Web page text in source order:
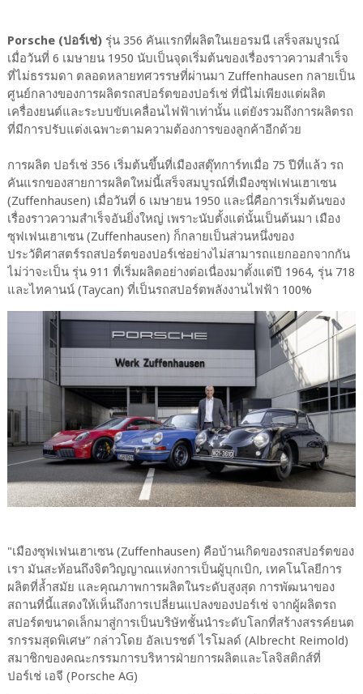
Porsche (ปอร์เช่)รุ่น 356 คันแรกที่ผลิตในเยอรมนี เสร็จสมบูรณ์
เมื่อวันที่ 6 เมษายน 1950 นับเป็นจุดเริ่มต้นของเรื่องราวความสำเร็จ
ที่ไม่ธรรมดา ตลอดหลายทศวรรษที่ผ่านมา Zuffenhausen กลายเป็น
ศูนย์กลางของการผลิตรถสปอร์ตของปอร์เช่ ที่นี่ไม่เพียงแต่ผลิต
เครื่องยนต์และระบบขับเคลื่อนไฟฟ้าเท่านั้น แต่ยังรวมถึงการผลิตรถ
ที่มีการปรับแต่งเฉพาะตามความต้องการของลูกค้าอีกด้วย
การผลิต ปอร์เช่ 356 เริ่มต้นขึ้นที่เมืองสตุ๊ทการ์ทเมื่อ 75 ปีที่แล้ว รถ
คันแรกของสายการผลิตใหม่นี้เสร็จสมบูรณ์ที่เมืองซุฟเฟนเฮาเซน
(Zuffenhausen) เมื่อวันที่ 6 เมษายน 1950 และนี่คือการเริ่มต้นของ
เรื่องราวความสำเร็จอันยิ่งใหญ่ เพราะนับตั้งแต่นั้นเป็นต้นมา เมือง
ซุฟเฟนเฮาเซน (Zuffenhausen) ก็กลายเป็นส่วนหนึ่งของ
ประวัติศาสตร์รถสปอร์ตของปอร์เช่อย่างไม่สามารถแยกออกจากกัน
ไม่ว่าจะเป็น รุ่น 911 ที่เริ่มผลิตอย่างต่อเนื่องมาตั้งแต่ปี 1964, รุ่น 718
และไทคานน์ (Taycan) ที่เป็นรถสปอร์ตพลังงานไฟฟ้า 100%
"เมืองซุฟเฟนเฮาเซน (Zuffenhausen) คือบ้านเกิดของรถสปอร์ตของ
เรา มันสะท้อนถึงจิตวิญญาณแห่งการเป็นผู้บุกเบิก, เทคโนโลยีการ
ผลิตที่ล้ำสมัย และคุณภาพการผลิตในระดับสูงสุด การพัฒนาของ
สถานที่นี้แสดงให้เห็นถึงการเปลี่ยนแปลงของปอร์เช่ จากผู้ผลิตรถ
สปอร์ตขนาดเล็กมาสู่การเป็นบริษัทชั้นนำระดับโลกที่สร้างสรรค์ยนต
รกรรมสุดพิเศษ” กล่าวโดย อัลเบรชต์ ไรโมลด์ (Albrecht Reimold)
สมาชิกของคณะกรรมการบริหารฝ่ายการผลิตและโลจิสติกส์ที่
ปอร์เช่ เอจี (Porsche AG)